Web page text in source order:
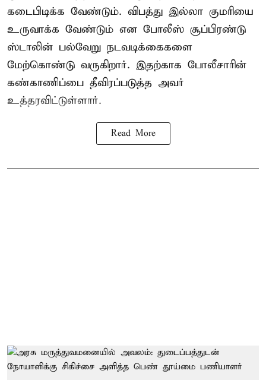
கடைபிடிக்க வேண்டும். விபத்து இல்லா குமரியை
உருவாக்க வேண்டும் என போலீஸ் சூப்பிரண்டு
ஸ்டாலின் பல்வேறு நடவடிக்கைகளை
மேற்கொண்டு வருகிறார். இதற்காக போலீசாரின்
கண்காணிப்பை தீவிரப்படுத்த அவர்
உத்தரவிட்டுள்ளார்.
Read More